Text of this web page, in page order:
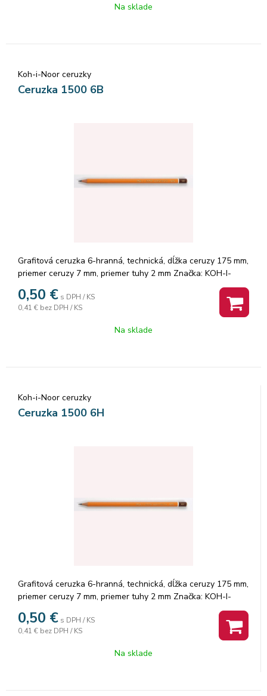
Na sklade
Koh-i-Noor ceruzky
Ceruzka 1500 6B
Grafitová ceruzka 6-hranná, technická, dĺžka ceruzy 175 mm,
priemer ceruzy 7 mm, priemer tuhy 2 mm Značka: KOH-I-
0,50 € s DPH / KS
0,41 € bez DPH / KS
Na sklade
Koh-i-Noor ceruzky
Ceruzka 1500 6H
Grafitová ceruzka 6-hranná, technická, dĺžka ceruzy 175 mm,
priemer ceruzy 7 mm, priemer tuhy 2 mm Značka: KOH-I-
0,50 € s DPH / KS
0,41 € bez DPH / KS
Na sklade